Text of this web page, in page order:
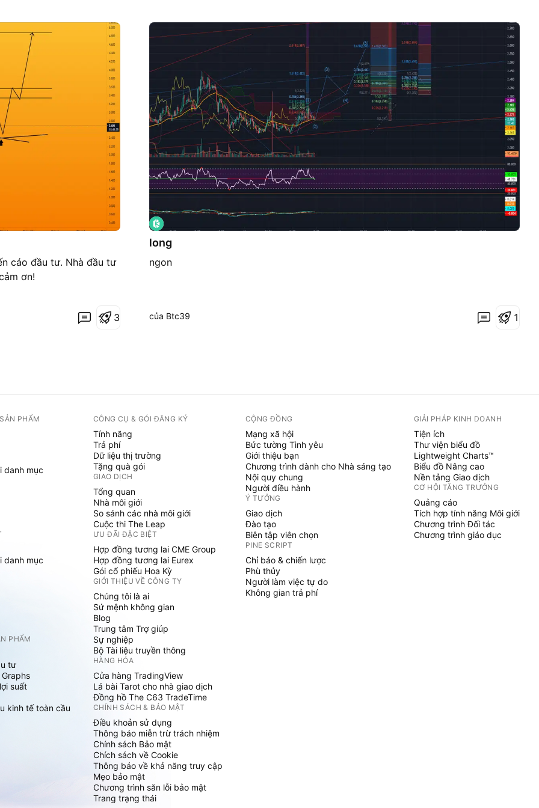
cáo đầu tư. Nhà đầu tư
ơn!
3
long
ngon
của Btc39 1
PHẨM
danh mục
danh mục
PHẨM
tư
suất
kinh tế toàn cầu
CÔNG CỤ & GÓI ĐĂNG KÝ
Tính năng
Trả phí
Dữ liệu thị trường
Tặng quà gói
GIAO DỊCH
Tổng quan
Nhà môi giới
So sánh các nhà môi giới
Cuộc thi The Leap
ƯU ĐÃI ĐẶC BIỆT
Hợp đồng tương lai CME Group
Hợp đồng tương lai Eurex
Gói cổ phiếu Hoa Kỳ
GIỚI THIỆU VỀ CÔNG TY
Chúng tôi là ai
Sứ mệnh không gian
Blog
Trung tâm Trợ giúp
Sự nghiệp
Bộ Tài liệu truyền thông
HÀNG HÓA
Cửa hàng TradingView
Lá bài Tarot cho nhà giao dịch
Đồng hồ The C63 TradeTime
CHÍNH SÁCH & BẢO MẬT
Điều khoản sử dụng
Thông báo miễn trừ trách nhiệm
Chính sách Bảo mật
Chích sách về Cookie
Thông báo về khả năng truy cập
Mẹo bảo mật
Chương trình săn lỗi bảo mật
Trang trạng thái
CỘNG ĐỒNG
Mạng xã hội
Bức tường Tình yêu
Giới thiệu bạn
Chương trình dành cho Nhà sáng tạo
Nội quy chung
Người điều hành
Ý TƯỞNG
Giao dịch
Đào tạo
Biên tập viên chọn
PINE SCRIPT
Chỉ báo & chiến lược
Phù thủy
Người làm việc tự do
Không gian trả phí
GIẢI PHÁP KINH DOANH
Tiện ích
Thư viện biểu đồ
Lightweight Charts™
Biểu đồ Nâng cao
Nền tảng Giao dịch
CƠ HỘI TĂNG TRƯỞNG
Quảng cáo
Tích hợp tính năng Môi giới
Chương trình Đối tác
Chương trình giáo dục